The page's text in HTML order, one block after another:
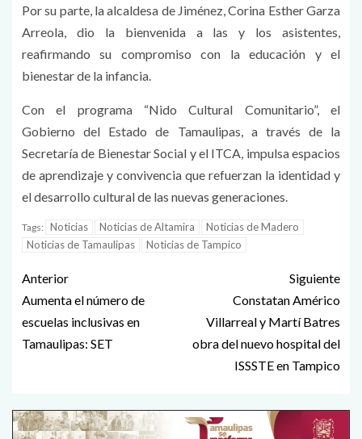
Por su parte, la alcaldesa de Jiménez, Corina Esther Garza
Arreola, dio la bienvenida a las y los asistentes,
reafirmando su compromiso con la educación y el
bienestar de la infancia.
Con el programa “Nido Cultural Comunitario”, el
Gobierno del Estado de Tamaulipas, a través de la
Secretaría de Bienestar Social y el ITCA, impulsa espacios
de aprendizaje y convivencia que refuerzan la identidad y
el desarrollo cultural de las nuevas generaciones.
Tags: Noticias Noticias de Altamira
Noticias de Madero
Noticias de Tamaulipas
Noticias de Tampico
Anterior
Aumenta el número de
escuelas inclusivas en
Tamaulipas: SET
Siguiente
Constatan Américo
Villarreal y Martí Batres
obra del nuevo hospital del
ISSSTE en Tampico